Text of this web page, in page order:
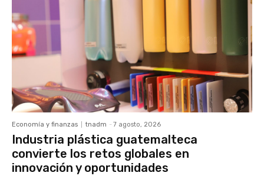
Economía y finanzas tnadm - 7 agosto, 2026
Industria plástica guatemalteca
convierte los retos globales en
innovación y oportunidades